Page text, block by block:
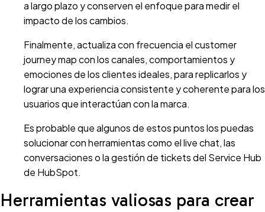
a largo plazo y conserven el enfoque para medir el
impacto de los cambios.
Finalmente, actualiza con frecuencia el customer
journey map con los canales, comportamientos y
emociones de los clientes ideales, para replicarlos y
lograr una experiencia consistente y coherente para los
usuarios que interactúan con la marca.
Es probable que algunos de estos puntos los puedas
solucionar con herramientas como el live chat, las
conversaciones o la gestión de tickets del Service Hub
de HubSpot.
Herramientas valiosas para crear